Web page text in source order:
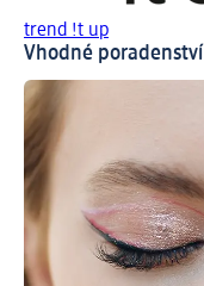
trend !t up
Vhodné poradenství